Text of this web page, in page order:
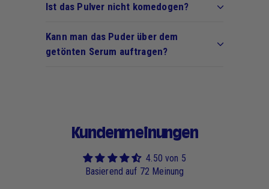
Ist das Pulver nicht komedogen?
Kann man das Puder über dem
getönten Serum auftragen?
Kundenmeinungen
4.50 von 5
Basierend auf 72 Meinung